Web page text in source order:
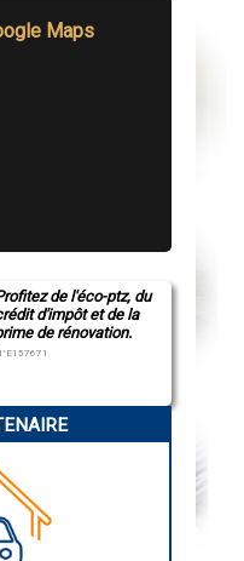
Maps
de l'éco-ptz, du
d'impôt et de la
de rénovation.